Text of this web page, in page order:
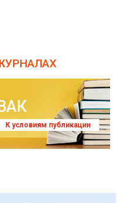
К условиям публикации